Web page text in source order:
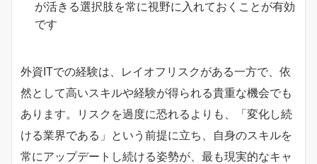
が活きる選択肢を常に視野に入れておくことが有効
です
外資ITでの経験は、レイオフリスクがある一方で、依
然として高いスキルや経験が得られる貴重な機会でも
あります。リスクを過度に恐れるよりも、「変化し続
ける業界である」という前提に立ち、自身のスキルを
常にアップデートし続ける姿勢が、最も現実的なキャ